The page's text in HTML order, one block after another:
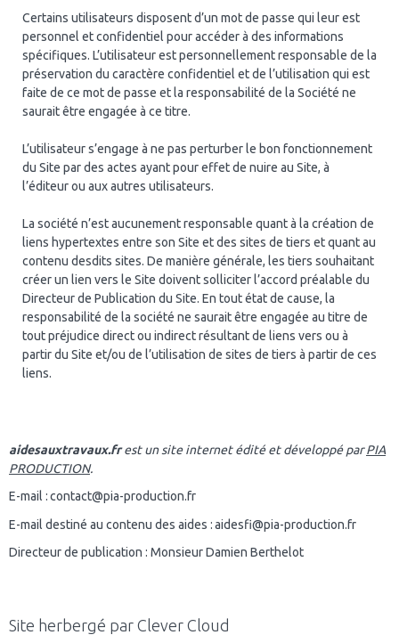
Certains utilisateurs disposent d’un mot de passe qui leur est
personnel et confidentiel pour accéder à des informations
spécifiques. L’utilisateur est personnellement responsable de la
préservation du caractère confidentiel et de l’utilisation qui est
faite de ce mot de passe et la responsabilité de la Société ne
saurait être engagée à ce titre.
L’utilisateur s’engage à ne pas perturber le bon fonctionnement
du Site par des actes ayant pour effet de nuire au Site, à
l’éditeur ou aux autres utilisateurs.
La société n’est aucunement responsable quant à la création de
liens hypertextes entre son Site et des sites de tiers et quant au
contenu desdits sites. De manière générale, les tiers souhaitant
créer un lien vers le Site doivent solliciter l’accord préalable du
Directeur de Publication du Site. En tout état de cause, la
responsabilité de la société ne saurait être engagée au titre de
tout préjudice direct ou indirect résultant de liens vers ou à
partir du Site et/ou de l’utilisation de sites de tiers à partir de ces
liens.
aidesauxtravaux.frest un site internet édité et développé parPIA
PRODUCTION.
E-mail : contact@pia-production.fr
E-mail destiné au contenu des aides : aidesfi@pia-production.fr
Directeur de publication : Monsieur Damien Berthelot
Site herbergé par Clever Cloud